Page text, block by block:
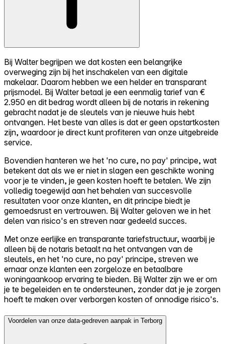
Bij Walter begrijpen we dat kosten een belangrijke
overweging zijn bij het inschakelen van een digitale
makelaar. Daarom hebben we een helder en transparant
prijsmodel. Bij Walter betaal je een eenmalig tarief van €
2.950 en dit bedrag wordt alleen bij de notaris in rekening
gebracht nadat je de sleutels van je nieuwe huis hebt
ontvangen. Het beste van alles is dat er geen opstartkosten
zijn, waardoor je direct kunt profiteren van onze uitgebreide
service.
Bovendien hanteren we het 'no cure, no pay' principe, wat
betekent dat als we er niet in slagen een geschikte woning
voor je te vinden, je geen kosten hoeft te betalen. We zijn
volledig toegewijd aan het behalen van succesvolle
resultaten voor onze klanten, en dit principe biedt je
gemoedsrust en vertrouwen. Bij Walter geloven we in het
delen van risico's en streven naar gedeeld succes.
Met onze eerlijke en transparante tariefstructuur, waarbij je
alleen bij de notaris betaalt na het ontvangen van de
sleutels, en het 'no cure, no pay' principe, streven we
ernaar onze klanten een zorgeloze en betaalbare
woningaankoop ervaring te bieden. Bij Walter zijn we er om
je te begeleiden en te ondersteunen, zonder dat je je zorgen
hoeft te maken over verborgen kosten of onnodige risico's.
Voordelen van onze data-gedreven aanpak in Terborg